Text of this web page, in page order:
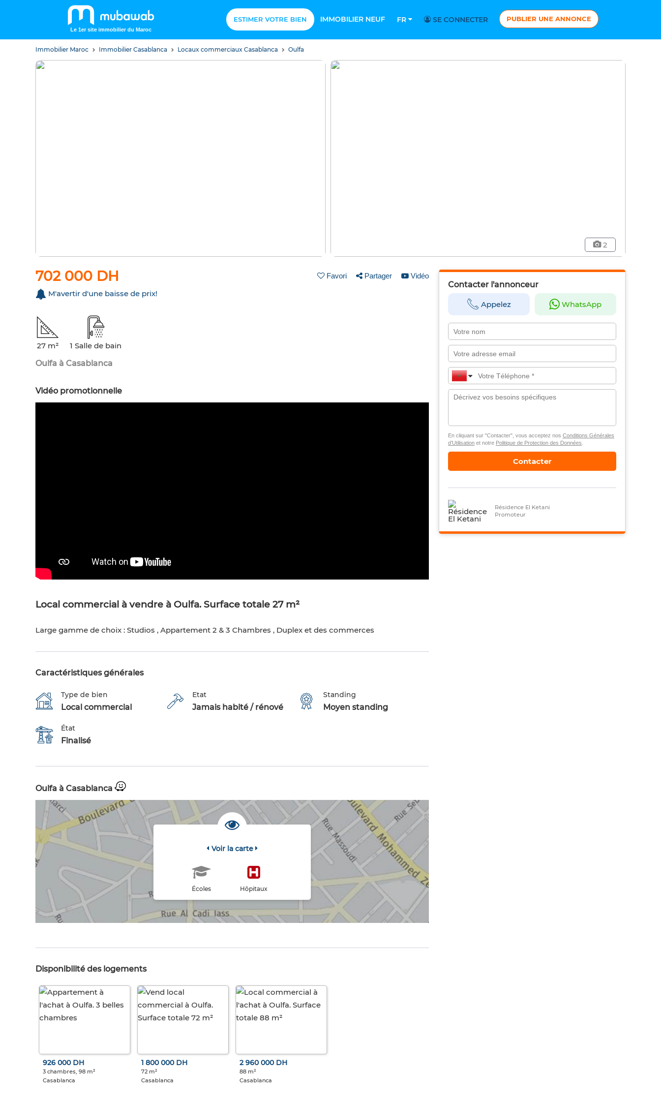
Le 1er site immobilier du Maroc
ESTIMER VOTRE BIEN IMMOBILIER NEUF FR SE CONNECTER PUBLIER UNE ANNONCE
Immobilier Maroc Immobilier Casablanca Locaux commerciaux Casablanca Oulfa
2
702 000 DH Favori Partager Vidéo
M'avertir d'une baisse de prix!
27 m²
1 Salle de bain
Oulfa à Casablanca
Vidéo promotionnelle
Local commercial à vendre à Oulfa. Surface totale 27 m²
Large gamme de choix : Studios , Appartement 2 & 3 Chambres , Duplex et des commerces
Caractéristiques générales
Type de bien
Local commercial
Etat
Jamais habité / rénové
Standing
Moyen standing
État
Finalisé
Oulfa à Casablanca
Voir la carte
Écoles Hôpitaux
Disponibilité des logements
926 000 DH
3 chambres, 98 m²
Casablanca
1 800 000 DH
72 m²
Casablanca
2 960 000 DH
88 m²
Casablanca
Contacter l'annonceur
Appelez WhatsApp
En cliquant sur "Contacter", vous acceptez nos Conditions Générales
d’Utilisationet notre Politique de Protection des Données
Contacter
Résidence El Ketani
Promoteur